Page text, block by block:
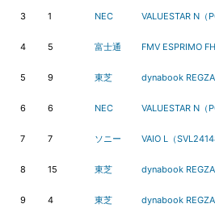
3 1 NEC VALUESTAR N（
4 5 富士通 FMV ESPRIMO
5 9 東芝 dynabook REGZA
6 6 NEC VALUESTAR N（
7 7 ソニー VAIO L（
8 15 東芝 dynabook REGZA
9 4 東芝 dynabook